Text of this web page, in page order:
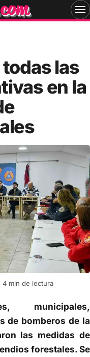
las
en la
4 min de lectura
municipales,
de bomberos de la
las medidas de
forestales. Se